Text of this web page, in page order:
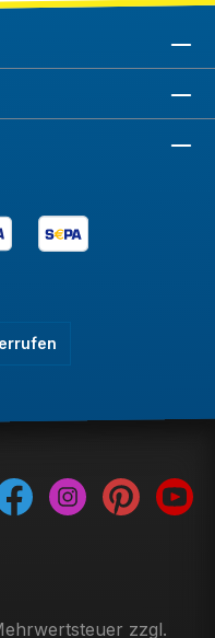
zzgl.